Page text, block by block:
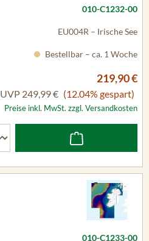
010-C1232-00
EU004R – Irische See
Bestellbar – ca. 1 Woche
219,90 €
UVP 249,99 € (12.04% gespart)
Preise inkl. MwSt. zzgl. Versandkosten
010-C1233-00